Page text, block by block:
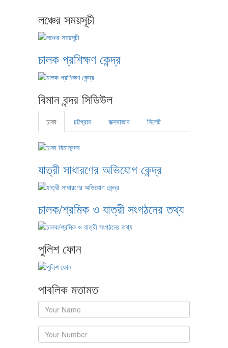
লঞ্চের সময়সূচী
চালক প্রশিক্ষণ কেন্দ্র
বিমান বন্দর সিডিউল
ঢাকা চট্টগ্রাম কক্সবাজার সিলেট
যাত্রী সাধারণের অভিযোগ কেন্দ্র
চালক/শ্রমিক ও যাত্রী সংগঠনের তথ্য
পুলিশ ফোন
পাবলিক মতামত